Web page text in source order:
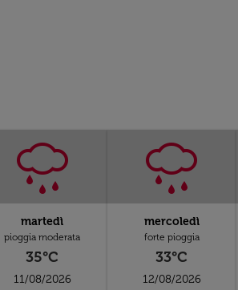
martedì
pioggia moderata
35°C
11/08/2026
mercoledì
forte pioggia
33°C
12/08/2026